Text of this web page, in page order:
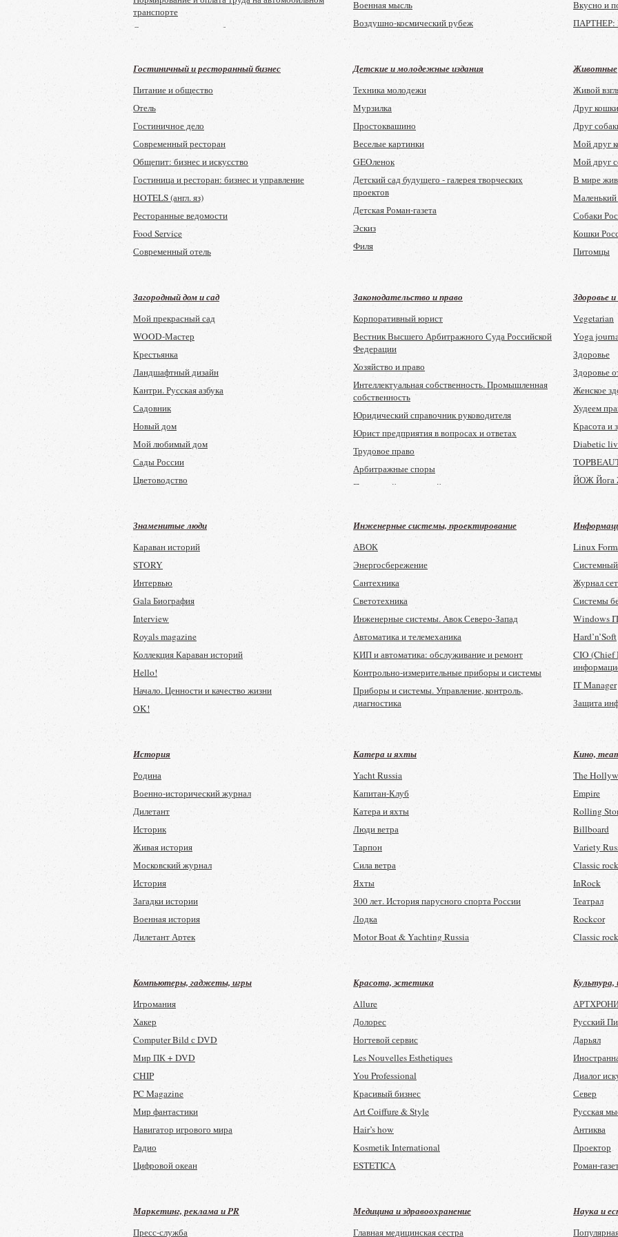
Точка
Fortune
Эксперт
управления
Успешный
Cbonds
Компания
The
Монокль
Основатели
Деньги
транспорте
Сметно-договорная работа в строительстве
Ценообразование и сметное нормирование в
Консультации и разъяснения по вопросам
ценообразования и сметного нормирования в
строительстве
Вестник ценообразования и сметного нормирования
Главная книга
Экономика и учет в строительстве
Управлеческий учет и финансы
Советник бухгалтера бюджетной сферы
Советник бухгалтера
Советник в сфере образования
муниципального учреждения
Налоговый учет для бухгалтера
Военная мысль
Воздушно-космический рубеж
Новый Оборонный Заказ. Стратегии
Армейский сборник
Зарубежное военное обозрение
Вкусно и
ПАРТНЕР:
Школа
Коллекция
Печь
Я - кондитер
Мир
Приятного
Butcher
Гостиничный и ресторанный бизнес
Питание и общество
Отель
Гостиничное дело
Современный ресторан
Общепит: бизнес и искусство
Гостиница и ресторан: бизнес и управление
HOTELS (англ. яз)
Ресторанные ведомости
Food Service
Современный отель
Турбизнес
BONES
Детские и молодежные издания
Техника молодежи
Мурзилка
Простоквашино
Веселые картинки
GEOленок
Детский сад будущего - галерея творческих
проектов
Детская Роман-газета
Эскиз
Филя
Юниор спорт
Гимнастка
Юный эрудит
Веселый затейник
Классный журнал
ELLE girl
Юный натуралист
Маша и Медведь
Ежик
Майнкрафт
Юный искусствовед
Думай Арт
Думай Кидс
Пульс природы
Животные
Живой
Друг кошки
Друг
Мой друг
Мой друг
В мире
Маленький
Собаки
Кошки
Питомцы
Загородный дом и сад
Мой прекрасный сад
WOOD-Мастер
Крестьянка
Ландшафтный дизайн
Кантри. Русская азбука
Садовник
Новый дом
Мой любимый дом
Сады России
Цветоводство
Домашняя энциклопедия для вас
Цветники в саду
Мастер и мастерская
Сад своими руками
Дом и сад
Приусадебное хозяйство
Цветок
Цветоводство
Законодательство и право
Корпоративный юрист
Вестник Высшего Арбитражного Суда Российской
Федерации
Хозяйство и право
Интеллектуальная собственность. Промышленная
собственность
Юридический справочник руководителя
Юрист предприятия в вопросах и ответах
Трудовое право
Арбитражные споры
Патентный повереный
Человек и закон
Здоровье и
Vegetarian
Yoga
Здоровье
Здоровье
Женское
Худеем
Красота и
Diabetic
ЙОЖ Йога
Знаменитые люди
Караван историй
STORY
Интервью
Gala Биография
Interview
Royals magazine
Коллекция Караван историй
Hello!
Начало. Ценности и качество жизни
OK!
Инженерные системы, проектирование
АВОК
Энергосбережение
Сантехника
Светотехника
Инженерные системы. Авок Северо-Запад
Автоматика и телемеханика
КИП и автоматика: обслуживание и ремонт
Контрольно-измерительные приборы и системы
Приборы и системы. Управление, контроль,
диагностика
Судостроение
Linux
Журнал
Системы
Windows
Hard’n’Soft
CIO (Chief
IT Manager
Защита
САПР и
БИТ.
Information
Стандарт
Вестник
Цифровой
История
Родина
Военно-исторический журнал
Дилетант
Историк
Живая история
Московский журнал
История
Загадки истории
Военная история
Дилетант Артек
Русская история
Катера и яхты
Yacht Russia
Капитан-Клуб
Катера и яхты
Люди ветра
Тарпон
Сила ветра
Яхты
300 лет. История парусного спорта России
Лодка
Motor Boat & Yachting Russia
Кино,
The
Empire
Rolling
Billboard
Variety
Classic rock
InRock
Театрал
Rockcor
Classic
Сеанс
Total film
Компьютеры, гаджеты, игры
Игромания
Хакер
Computer Bild с DVD
Мир ПК + DVD
CHIP
PC Magazine
Мир фантастики
Навигатор игрового мира
Радио
Цифровой океан
Красота, эстетика
Allure
Долорес
Ногтевой сервис
Les Nouvelles Esthetiques
You Professional
Красивый бизнес
Art Coiffure & Style
Hair’s how
Kosmetik International
ESTETICA
Nailure
Культура,
Русский
Дарьял
Диалог
Север
Русская
Антиква
Проектор
Роман-
Проталина
Маркетинг, реклама и PR
Пресс-служба
Медицина и здравоохранение
Главная медицинская сестра
Наука и